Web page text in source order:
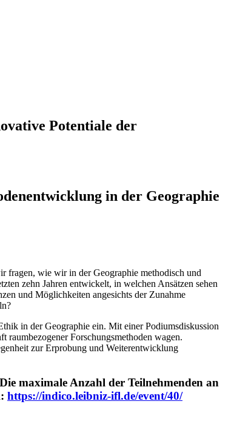
Potentiale der
in der Geographie
fragen, wie wir in der Geographie methodisch und
zehn Jahren entwickelt, in welchen Ansätzen sehen
und Möglichkeiten angesichts der Zunahme
in der Geographie ein. Mit einer Podiumsdiskussion
Forschungsmethoden wagen.
zur Erprobung und Weiterentwicklung
maximale Anzahl der Teilnehmenden an
https://indico.leibniz-ifl.de/event/40/